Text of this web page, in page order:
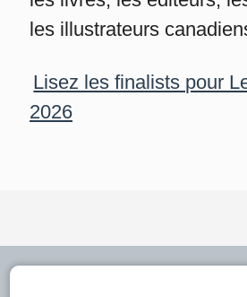
les illustrateurs
Lisez les finalists pour
2026